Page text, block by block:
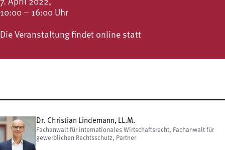
7. April 2022,
10:00 – 16:00 Uhr
Die Veranstaltung findet online statt
Dr. Christian Lindemann, LL.M.
Fachanwalt für internationales Wirtschaftsrecht, Fachanwalt für
gewerblichen Rechtsschutz, Partner